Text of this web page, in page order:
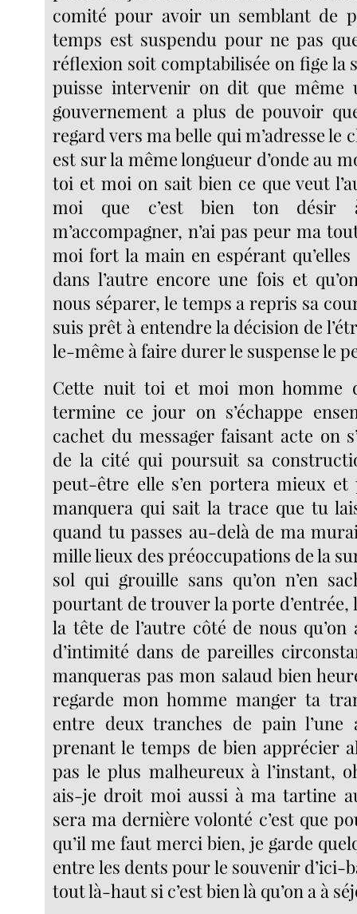
comité pour avoir un semblant de
temps est suspendu pour ne pas
réflexion soit comptabilisée on fige la
puisse intervenir on dit que même
gouvernement a plus de pouvoir
regard vers ma belle qui m’adresse le
est sur la même longueur d’onde au
toi et moi on sait bien ce que veut
moi que c’est bien ton
m’accompagner, n’ai pas peur ma
moi fort la main en espérant qu’elles
dans l’autre encore une fois et
nous séparer, le temps a repris sa
suis prêt à entendre la décision de
le-même à faire durer le suspense le
Cette nuit toi et moi mon homme
termine ce jour on s’échappe
cachet du messager faisant acte on
de la cité qui poursuit sa
peut-être elle s’en portera mieux
manquera qui sait la trace que tu
quand tu passes au-delà de ma
mille lieux des préoccupations de la
sol qui grouille sans qu’on n’en
pourtant de trouver la porte d’entrée,
la tête de l’autre côté de nous
d’intimité dans de pareilles
manqueras pas mon salaud bien
regarde mon homme manger ta
entre deux tranches de pain l’une
prenant le temps de bien apprécier
pas le plus malheureux à l’instant,
ais-je droit moi aussi à ma tartine
sera ma dernière volonté c’est que
qu’il me faut merci bien, je garde
entre les dents pour le souvenir d’ici-
tout là-haut si c’est bien là qu’on a à